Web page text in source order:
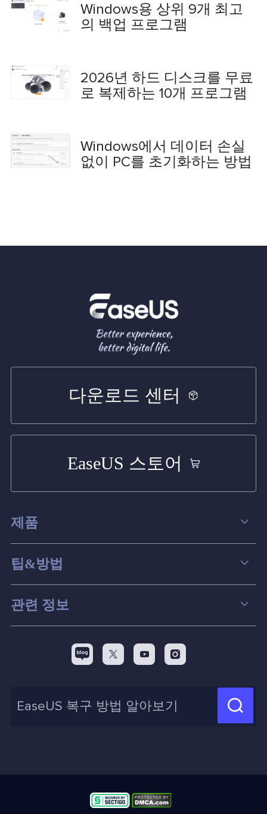
Windows용 상위 9개 최고
의 백업 프로그램
2026년 하드 디스크를 무료
로 복제하는 10개 프로그램
Windows에서 데이터 손실
없이 PC를 초기화하는 방법
다운로드 센터
EaseUS 스토어
제품
데이터 복구
파티션 관리
스크린 레코더
백업&복원
신제품 New
팁&방법
컴퓨터 데이터 복구 팁
맥 데이터 복구 팁
디스크 파티션 팁
화면 녹화 팁
인사이트 보고서
관련 정보
리셀러
  
